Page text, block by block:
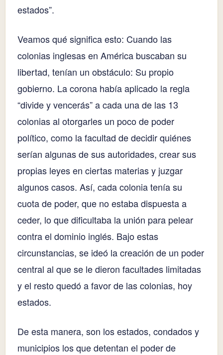
estados”.
Veamos qué significa esto: Cuando las
colonias inglesas en América buscaban su
libertad, tenían un obstáculo: Su propio
gobierno. La corona había aplicado la regla
“divide y vencerás” a cada una de las 13
colonias al otorgarles un poco de poder
político, como la facultad de decidir quiénes
serían algunas de sus autoridades, crear sus
propias leyes en ciertas materias y juzgar
algunos casos. Así, cada colonia tenía su
cuota de poder, que no estaba dispuesta a
ceder, lo que dificultaba la unión para pelear
contra el dominio inglés. Bajo estas
circunstancias, se ideó la creación de un poder
central al que se le dieron facultades limitadas
y el resto quedó a favor de las colonias, hoy
estados.
De esta manera, son los estados, condados y
municipios los que detentan el poder de